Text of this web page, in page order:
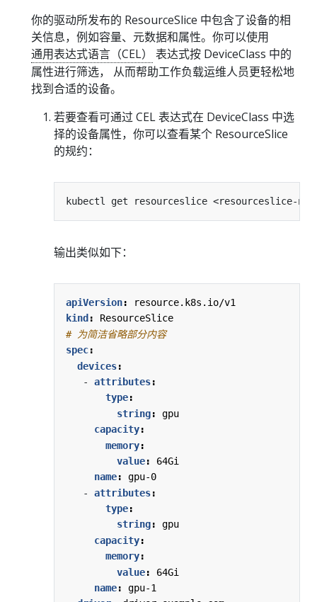
你的驱动所发布的 ResourceSlice 中包含了设备的相
关信息，例如容量、元数据和属性。你可以使用
通用表达式语言（CEL）
表达式按 DeviceClass 中的
属性进行筛选， 从而帮助工作负载运维人员更轻松地
找到合适的设备。
若要查看可通过 CEL 表达式在 DeviceClass 中选
择的设备属性，你可以查看某个 ResourceSlice
的规约：
输出类似如下：
apiVersion:
resource.k8s.io/v1
kind :
ResourceSlice
# 为简洁省略部分内容
spec:
devices:
- attributes:
type:
string:
gpu
capacity:
memory:
value:
64Gi
name:
gpu-0
- attributes:
type:
string:
gpu
capacity:
memory:
value:
64Gi
name:
gpu-1